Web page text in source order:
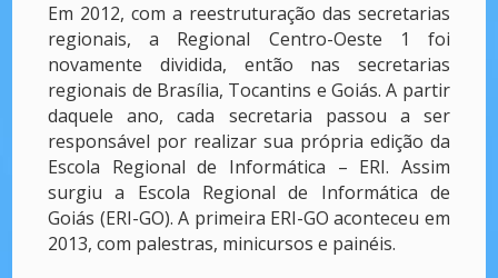
Em 2012, com a reestruturação das secretarias
regionais, a Regional Centro-Oeste 1 foi
novamente dividida, então nas secretarias
regionais de Brasília, Tocantins e Goiás. A partir
daquele ano, cada secretaria passou a ser
responsável por realizar sua própria edição da
Escola Regional de Informática – ERI. Assim
surgiu a Escola Regional de Informática de
Goiás (ERI-GO). A primeira ERI-GO aconteceu em
2013, com palestras, minicursos e painéis.